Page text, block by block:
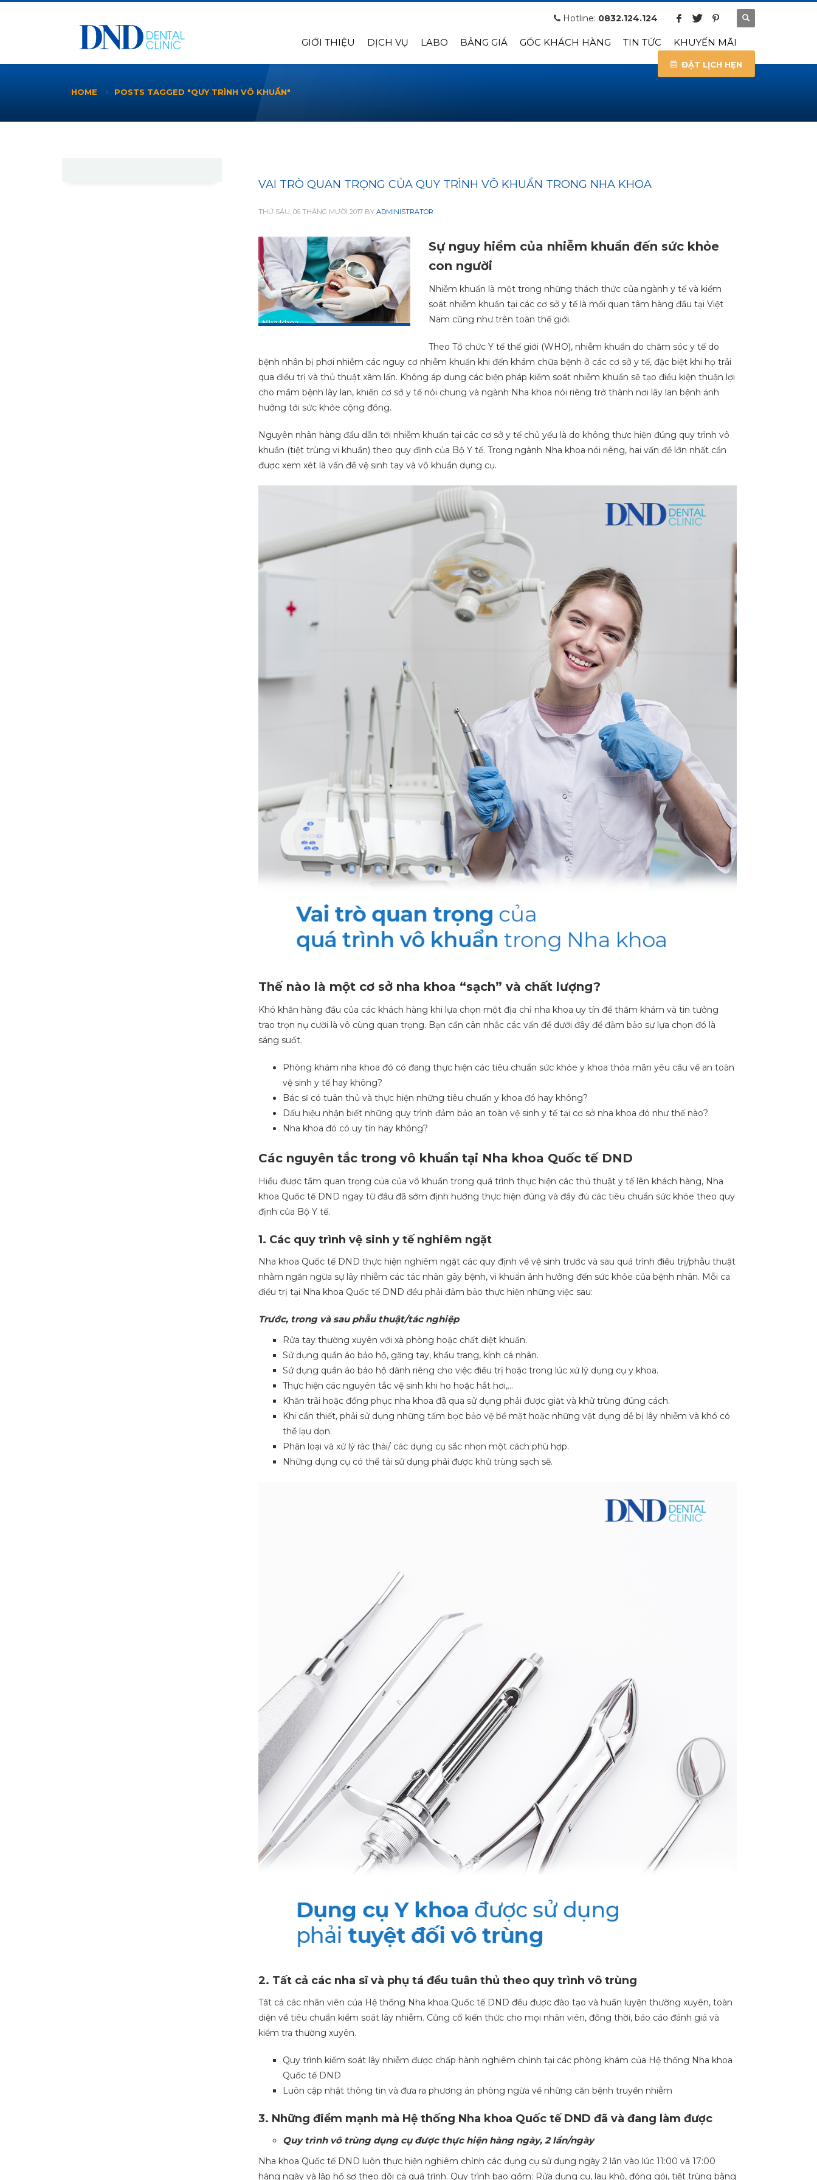
Hotline: 0832.124.124
GIỚI THIỆU DỊCH VỤ LABO BẢNG GIÁ GÓC KHÁCH HÀNG TIN TỨC KHUYẾN MÃI
ĐẶT LỊCH HẸN
HOME POSTS TAGGED "QUY TRÌNH VÔ KHUẨN"
VAI TRÒ QUAN TRỌNG CỦA QUY TRÌNH VÔ KHUẨN TRONG NHA KHOA
THỨ SÁU, 06 THÁNG MƯỜI 2017 BY ADMINISTRATOR
Sự nguy hiểm của nhiễm khuẩn đến sức khỏe
con người
Nhiễm khuẩn là một trong những thách thức của ngành y tế và kiểm
soát nhiễm khuẩn tại các cơ sở y tế là mối quan tâm hàng đầu tại Việt
Nam cũng như trên toàn thế giới.
Theo Tổ chức Y tế thế giới (WHO), nhiễm khuẩn do chăm sóc y tế do
bệnh nhân bị phơi nhiễm các nguy cơ nhiễm khuẩn khi đến khám chữa bệnh ở các cơ sở y tế, đặc biệt khi họ trải
qua điều trị và thủ thuật xâm lấn. Không áp dụng các biện pháp kiểm soát nhiễm khuẩn sẽ tạo điều kiện thuận lợi
cho mầm bệnh lây lan, khiến cơ sở y tế nói chung và ngành Nha khoa nói riêng trở thành nơi lây lan bệnh ảnh
hưởng tới sức khỏe cộng đồng.
Nguyên nhân hàng đầu dẫn tới nhiễm khuẩn tại các cơ sở y tế chủ yếu là do không thực hiện đúng quy trình vô
khuẩn (tiệt trùng vi khuẩn) theo quy định của Bộ Y tế. Trong ngành Nha khoa nói riêng, hai vấn đề lớn nhất cần
được xem xét là vấn đề vệ sinh tay và vô khuẩn dụng cụ.
Thế nào là một cơ sở nha khoa “sạch” và chất lượng?
Khó khăn hàng đầu của các khách hàng khi lựa chọn một địa chỉ nha khoa uy tín để thăm khám và tin tưởng
trao trọn nụ cười là vô cùng quan trọng. Bạn cần cân nhắc các vấn đề dưới đây để đảm bảo sự lựa chọn đó là
sáng suốt.
Phòng khám nha khoa đó có đang thực hiện các tiêu chuẩn sức khỏe y khoa thỏa mãn yêu cầu về an toàn
vệ sinh y tế hay không?
Bác sĩ có tuân thủ và thực hiện những tiêu chuẩn y khoa đó hay không?
Dấu hiệu nhận biết những quy trình đảm bảo an toàn vệ sinh y tế tại cơ sở nha khoa đó như thế nào?
Nha khoa đó có uy tín hay không?
Các nguyên tắc trong vô khuẩn tại Nha khoa Quốc tế DND
Hiểu được tầm quan trọng của của vô khuẩn trong quá trình thực hiện các thủ thuật y tế lên khách hàng, Nha
khoa Quốc tế DND ngay từ đầu đã sớm định hướng thực hiện đúng và đầy đủ các tiêu chuẩn sức khỏe theo quy
định của Bộ Y tế.
1. Các quy trình vệ sinh y tế nghiêm ngặt
Nha khoa Quốc tế DND thực hiện nghiêm ngặt các quy định về vệ sinh trước và sau quá trình điều trị/phẫu thuật
nhằm ngăn ngừa sự lây nhiễm các tác nhân gây bệnh, vi khuẩn ảnh hưởng đến sức khỏe của bệnh nhân. Mỗi ca
điều trị tại Nha khoa Quốc tế DND đều phải đảm bảo thực hiện những việc sau:
Trước, trong và sau phẫu thuật/tác nghiệp
Rửa tay thường xuyên với xà phòng hoặc chất diệt khuẩn.
Sử dụng quần áo bảo hộ, găng tay, khẩu trang, kính cá nhân.
Sử dụng quần áo bảo hộ dành riêng cho việc điều trị hoặc trong lúc xử lý dụng cụ y khoa.
Thực hiện các nguyên tắc vệ sinh khi ho hoặc hắt hơi,…
Khăn trải hoặc đồng phục nha khoa đã qua sử dụng phải được giặt và khử trùng đúng cách.
Khi cần thiết, phải sử dụng những tấm bọc bảo vệ bề mặt hoặc những vật dụng dễ bị lây nhiễm và khó có
thể lạu dọn.
Phân loại và xử lý rác thải/ các dụng cụ sắc nhọn một cách phù hợp.
Những dụng cụ có thể tái sử dụng phải được khử trùng sạch sẽ.
2. Tất cả các nha sĩ và phụ tá đều tuân thủ theo quy trình vô trùng
Tất cả các nhân viên của Hệ thống Nha khoa Quốc tế DND đều được đào tạo và huấn luyện thường xuyên, toàn
diện về tiêu chuẩn kiểm soát lây nhiễm. Củng cố kiến thức cho mọi nhân viên, đồng thời, báo cáo đánh giá và
kiểm tra thường xuyên.
Quy trình kiểm soát lây nhiễm được chấp hành nghiêm chỉnh tại các phòng khám của Hệ thống Nha khoa
Quốc tế DND
Luôn cập nhật thông tin và đưa ra phương án phòng ngừa về những căn bệnh truyền nhiễm
3. Những điểm mạnh mà Hệ thống Nha khoa Quốc tế DND đã và đang làm được
Quy trình vô trùng dụng cụ được thực hiện hàng ngày, 2 lần/ngày
Nha khoa Quốc tế DND luôn thực hiện nghiêm chỉnh các dụng cụ sử dụng ngày 2 lần vào lúc 11:00 và 17:00
hàng ngày và lập hồ sơ theo dõi cả quá trình. Quy trình bao gồm: Rửa dụng cụ, lau khô, đóng gói, tiệt trùng bằng